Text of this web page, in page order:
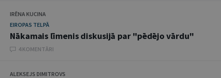
IRĒNA KUCINA
EIROPAS TELPĀ
Nākamais līmenis diskusijā par "pēdējo vārdu"
4 KOMENTĀRI
ALEKSEJS DIMITROVS